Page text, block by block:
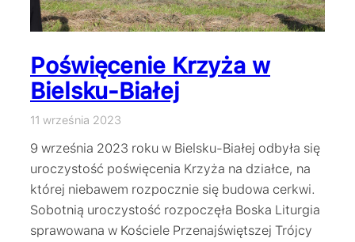
Poświęcenie Krzyża w
Bielsku-Białej
11 września 2023
9 września 2023 roku w Bielsku-Białej odbyła się
uroczystość poświęcenia Krzyża na działce, na
której niebawem rozpocznie się budowa cerkwi.
Sobotnią uroczystość rozpoczęła Boska Liturgia
sprawowana w Kościele Przenajświętszej Trójcy